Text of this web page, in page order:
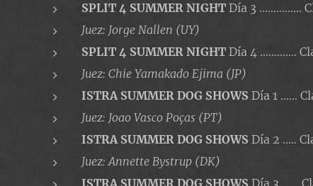
SPLIT 4 SUMMER NIGHT Día 3 ...............
Juez: Jorge Nallen (UY)
SPLIT 4 SUMMER NIGHT Día 4 .............
Juez: Chie Yamakado Ejima (JP)
ISTRA SUMMER DOG SHOWS Día 1 ......
Juez: Joao Vasco Poças (PT)
ISTRA SUMMER DOG SHOWS Día 2 .....
Juez: Annette Bystrup (DK)